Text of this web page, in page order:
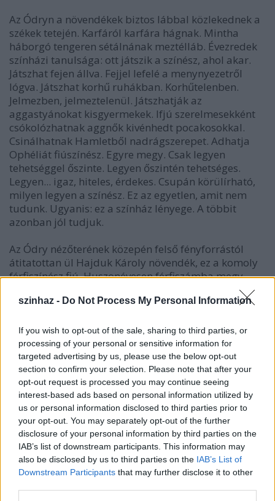
szinhaz - Do Not Process My Personal Information
If you wish to opt-out of the sale, sharing to third parties, or
processing of your personal or sensitive information for
targeted advertising by us, please use the below opt-out
section to confirm your selection. Please note that after your
opt-out request is processed you may continue seeing
interest-based ads based on personal information utilized by
us or personal information disclosed to third parties prior to
your opt-out. You may separately opt-out of the further
disclosure of your personal information by third parties on the
IAB’s list of downstream participants. This information may
also be disclosed by us to third parties on the IAB’s List of
Downstream Participants that may further disclose it to other
Az Ódryn a növendékek biztos lábbal közlekednek a
székek tetején. Karfáról karfára hágnak. Mintha
háborgó tengeren sétálnának meztélláb. Évezredek
színházi tanulsága: ott játszik a színész, ahol akar.
Játszhat fejen állva. Fejjel lefelé a menynyezetről
lógva. Játszhat korhű ruhákban. Korhűtelenben.
Jelmezben, jelmeztelenül. Játszhatják az
aggastyánokat kisgyermekek. Ifjú szerelmesekként
csókolózhatnak aggnők kivénhedt pocakosokkal.
Csinálhatnak Hamletből nadrágszerepet. Adhatja
Ophéliát fiúszínész. Egyre megy. Csak legyen
tehetséggel őszinte. Legyen őszintén tehetséges.
Legyen... igaz, hiteles, érdekes. Csupán körülírható,
milyen legyen a színész. Ez az egyetlen, amit nem
tudunk. Ugyanis: ez a színház lényege. A többit
azonban jól tudjuk.
Az Ódry nézőterének közepén felső fényforrástól
átitatottan ül Hajduk Károly növendék, ez a komoly
férfiszínész fiú. Huszonévesen férfiszámba megy.
ügynök, az amerikai középosztály számtani
közhely. Megélhetését, boldogulását a
kizsákmányolásból keresi. Meglepi, amikor
kivénülvén maga is áldozata lesz a
kizsákmányolásnak.
Láttam a humanizmustól szipogó gennyedzést
Timár József hattyúdalaként. A leromlott testű
színész gyilkos daganattal főszerepelte el formalista
rendezésben Arthur Miller drámáját. Emberevő
karavánok jártak a nézőtérre búcsúzni tőle.
Könnyben úsztak a jól értesültek. Suttogták: orvos
várja morfiuminjekcióval, hordágy, ápoló.
Sopánkodták: "saját halálát játssza."